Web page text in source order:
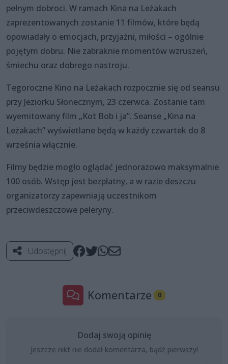
pełnym dobroci. W ramach Kina na Leżakach
zaprezentowanych zostanie 11 filmów, które będą
opowiadały o emocjach, przyjaźni, miłości – ogólnie
pojętym dobru. Nie zabraknie momentów wzruszeń,
śmiechu oraz dobrego nastroju.
Tegoroczne Kino na Leżakach rozpocznie się od seansu
przy Jeziorku Słonecznym, 23 czerwca. Zostanie tam
wyemitowany film „Kot Bob i ja”. Seanse „Kina na
Leżakach” wyświetlane będą w każdy czwartek do 8
września włącznie.
Filmy będzie mogło oglądać jednorazowo maksymalnie
100 osób. Wstęp jest bezpłatny, a w razie deszczu
organizatorzy zapewniają uczestnikom
przeciwdeszczowe peleryny.
Udostępnij
Komentarze 0
Dodaj swoją opinię
Jeszcze nikt nie dodał komentarza, bądź pierwszy!